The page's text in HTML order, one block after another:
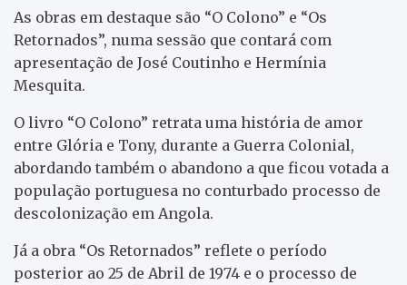
As obras em destaque são “O Colono” e “Os
Retornados”, numa sessão que contará com
apresentação de José Coutinho e Hermínia
Mesquita.
O livro “O Colono” retrata uma história de amor
entre Glória e Tony, durante a Guerra Colonial,
abordando também o abandono a que ficou votada a
população portuguesa no conturbado processo de
descolonização em Angola.
Já a obra “Os Retornados” reflete o período
posterior ao 25 de Abril de 1974 e o processo de